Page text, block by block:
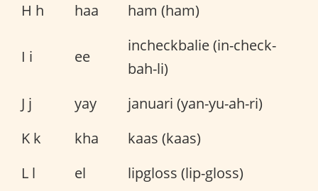
H h
haa ham (ham)
I i ee
incheckbalie (in-check-
bah-li)
J j
yay
januari (yan-yu-ah-ri)
K k
kha
kaas (kaas)
L l
el
lipgloss (lip-gloss)